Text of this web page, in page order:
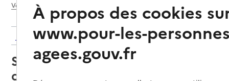
Voir le fil d’Ariane
Retour aux résultats de l'annuaire
Service de soins infirmiers à
domicile – SSIAD - Syndicat
À propos des cookies
www.pour-les-
agees.gouv.fr